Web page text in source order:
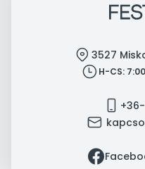
location 3527
clock H-CS:
mobile
mail
facebook